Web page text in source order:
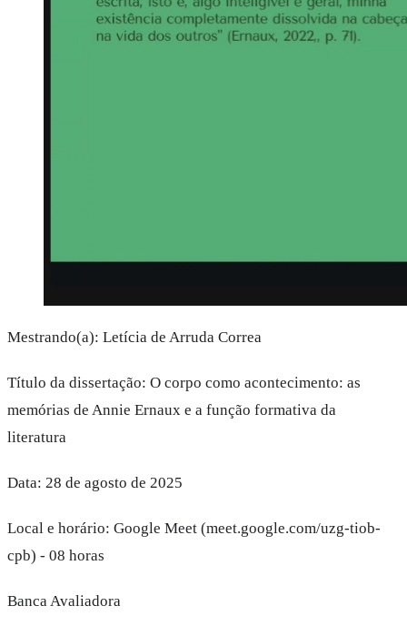
Mestrando(a): Letícia de Arruda Correa
Título da dissertação: O corpo como acontecimento: as
memórias de Annie Ernaux e a função formativa da
literatura
Data: 28 de agosto de 2025
Local e horário: Google Meet (meet.google.com/uzg-tiob-
cpb) - 08 horas
Banca Avaliadora